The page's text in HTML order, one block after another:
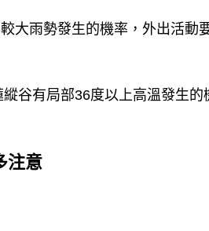
大雨勢發生的機率，外出活動
谷有局部36度以上高溫發生的
注意